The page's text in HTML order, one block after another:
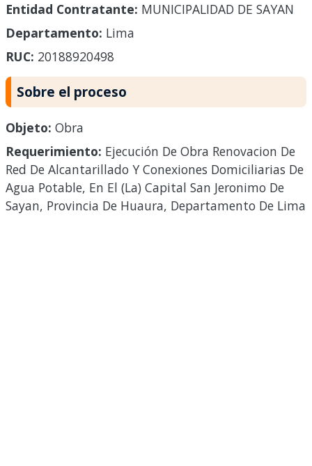
Entidad Contratante: MUNICIPALIDAD DE SAYAN
Departamento: Lima
RUC: 20188920498
Sobre el proceso
Objeto: Obra
Requerimiento: Ejecución De Obra Renovacion De
Red De Alcantarillado Y Conexiones Domiciliarias De
Agua Potable, En El (La) Capital San Jeronimo De
Sayan, Provincia De Huaura, Departamento De Lima